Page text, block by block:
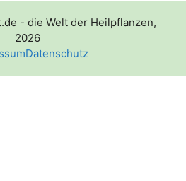
- die Welt der Heilpflanzen,
2026
Datenschutz